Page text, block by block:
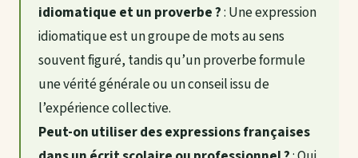
idiomatique et un proverbe ?: Une expression
idiomatique est un groupe de mots au sens
souvent figuré, tandis qu’un proverbe formule
une vérité générale ou un conseil issu de
l’expérience collective.
Peut-on utiliser des expressions françaises